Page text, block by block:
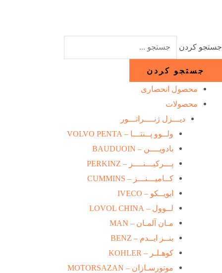
جستجو کردن
جستجو کردن
محصول انحصاری
محصولات
دیـــزل ژنــــراتـــور
ولــوو پــنتـــا – VOLVO PENTA
بادویــــن – BAUDUOIN
پـــرکیـــنــــز – PERKINZ
کــامیـــنـــز – CUMMINS
ایویــکو – IVECO
لــوول – LOVOL CHINA
مـان آلمـان – MAN
بنــز ایــدم – BENZ
کوهـلـر – KOHLER
موتورسـازان – MOTORSAZAN